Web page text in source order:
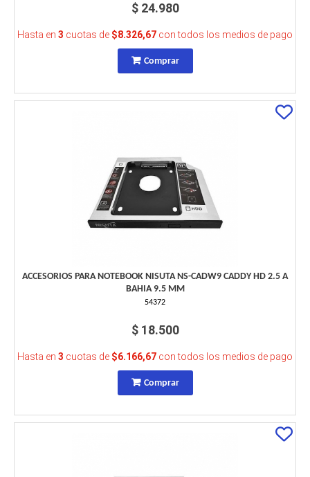
$ 24.980
Hasta en 3 cuotas de $8.326,67 con todos los medios de pago
Comprar
ACCESORIOS PARA NOTEBOOK NISUTA NS-CADW9 CADDY HD 2.5 A
BAHIA 9.5 MM
54372
$ 18.500
Hasta en 3 cuotas de $6.166,67 con todos los medios de pago
Comprar